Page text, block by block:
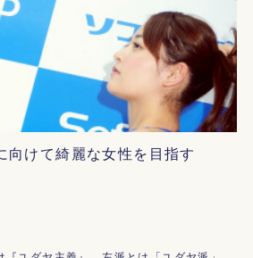
向けて綺麗な女性を目指す